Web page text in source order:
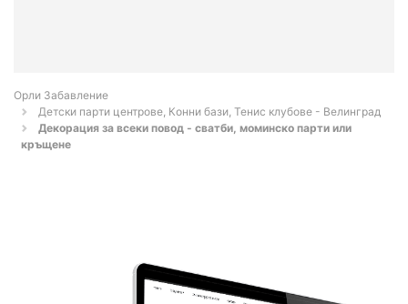
Орли Забавление
Детски парти центрове, Конни бази, Тенис клубове - Велинград
Декорация за всеки повод - сватби, моминско парти или
кръщене